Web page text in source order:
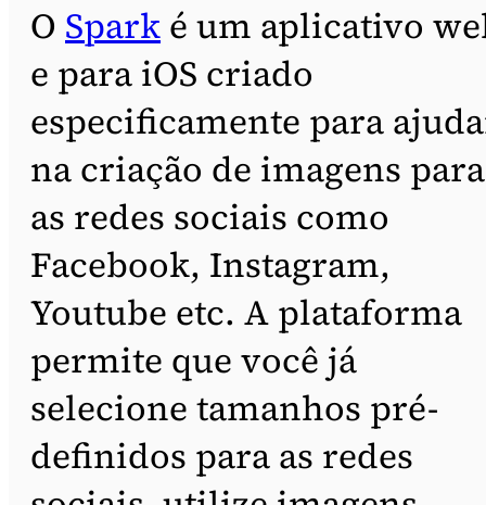
O Spark é um aplicativo
e para iOS criado
especificamente para
na criação de imagens para
as redes sociais como
Facebook, Instagram,
Youtube etc. A plataforma
permite que você já
selecione tamanhos pré-
definidos para as redes